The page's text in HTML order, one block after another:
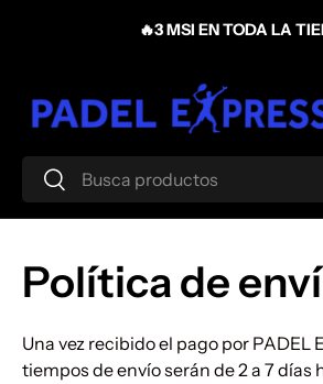
Ir al contenido
🔥3 MSI EN TODA LA
Buscar
Buscar
Política de
Una vez recibido el pago por PADEL
tiempos de envío serán de 2 a 7 días